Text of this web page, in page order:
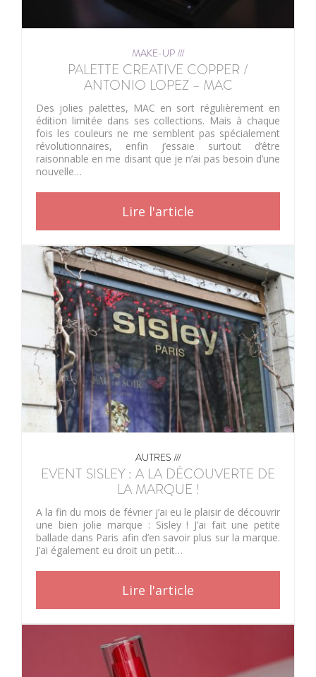
MAKE-UP ///
PALETTE CREATIVE COPPER /
ANTONIO LOPEZ – MAC
Des jolies palettes, MAC en sort régulièrement en
édition limitée dans ses collections. Mais à chaque
fois les couleurs ne me semblent pas spécialement
révolutionnaires, enfin j’essaie surtout d’être
raisonnable en me disant que je n’ai pas besoin d’une
nouvelle…
Lire l'article
AUTRES ///
EVENT SISLEY : A LA DÉCOUVERTE DE
LA MARQUE !
A la fin du mois de février j’ai eu le plaisir de découvrir
une bien jolie marque : Sisley ! J’ai fait une petite
ballade dans Paris afin d’en savoir plus sur la marque.
J’ai également eu droit un petit…
Lire l'article